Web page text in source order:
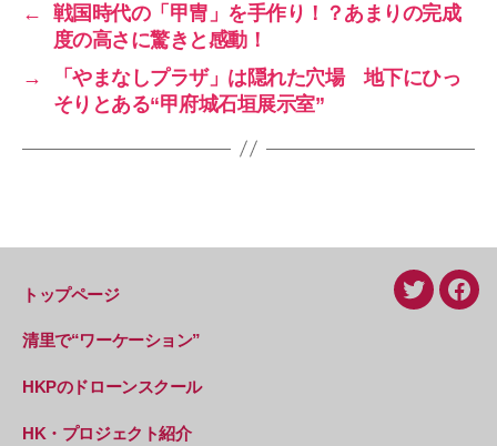
o
o
k
←
戦国時代の「甲冑」を手作り！？あまりの完成
度の高さに驚きと感動！
→
「やまなしプラザ」は隠れた穴場 地下にひっ
そりとある“甲府城石垣展示室”
トップページ
清里で“ワーケーション”
HKPのドローンスクール
HK・プロジェクト紹介
Twitter